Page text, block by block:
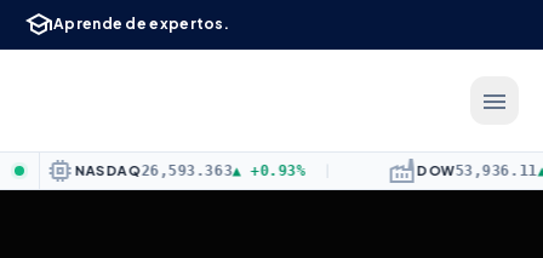
Saltar al contenido principal
schoolAprende de expertos.
menu
NASDAQ26,593.363▲ +0.93% | DOW53,936.11▲